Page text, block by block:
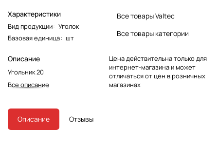
Характеристики
Вид продукции: Уголок
Базовая единица: шт
Описание
Угольник 20
Все описание
Все товары Valtec
Все товары категории
Цена действительна только для
интернет-магазина и может
отличаться от цен в розничных
магазинах
Описание Отзывы